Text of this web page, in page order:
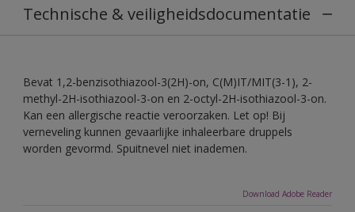
Technische & veiligheidsdocumentatie
Bevat 1,2-benzisothiazool-3(2H)-on, C(M)IT/MIT(3-1), 2-
methyl-2H-isothiazool-3-on en 2-octyl-2H-isothiazool-3-on.
Kan een allergische reactie veroorzaken. Let op! Bij
verneveling kunnen gevaarlijke inhaleerbare druppels
worden gevormd. Spuitnevel niet inademen.
Download Adobe Reader